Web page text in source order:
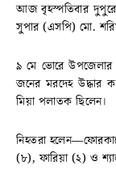
আজ বৃহস্পতিবার দুপুরে
সুপার (এসপি) মো.
৯ মে ভোরে উপজেলার
জনের মরদেহ উদ্ধার
মিয়া পলাতক ছিলেন।
নিহতরা
(৮), ফারিয়া (২) ও